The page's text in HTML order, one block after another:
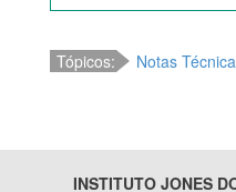
Tópicos: Notas
INSTITUTO JONES